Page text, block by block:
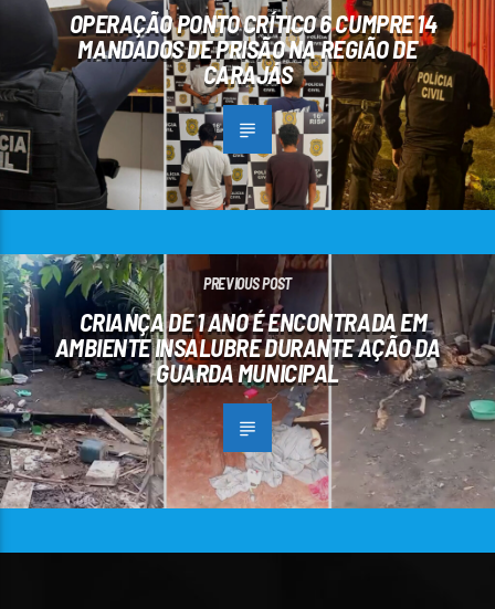
OPERAÇÃO PONTO CRÍTICO 6 CUMPRE 14
MANDADOS DE PRISÃO NA REGIÃO DE
CARAJÁS
PREVIOUS POST
CRIANÇA DE 1 ANO É ENCONTRADA EM
AMBIENTE INSALUBRE DURANTE AÇÃO DA
GUARDA MUNICIPAL